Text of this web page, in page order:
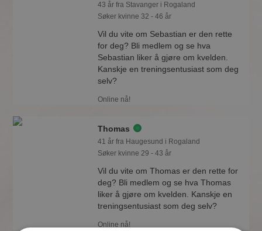
43 år fra Stavanger i Rogaland
Søker kvinne 32 - 46 år
Vil du vite om Sebastian er den rette
for deg? Bli medlem og se hva
Sebastian liker å gjøre om kvelden.
Kanskje en treningsentusiast som deg
selv?
Online nå!
Thomas
41 år fra Haugesund i Rogaland
Søker kvinne 29 - 43 år
Vil du vite om Thomas er den rette for
deg? Bli medlem og se hva Thomas
liker å gjøre om kvelden. Kanskje en
treningsentusiast som deg selv?
Online nå!